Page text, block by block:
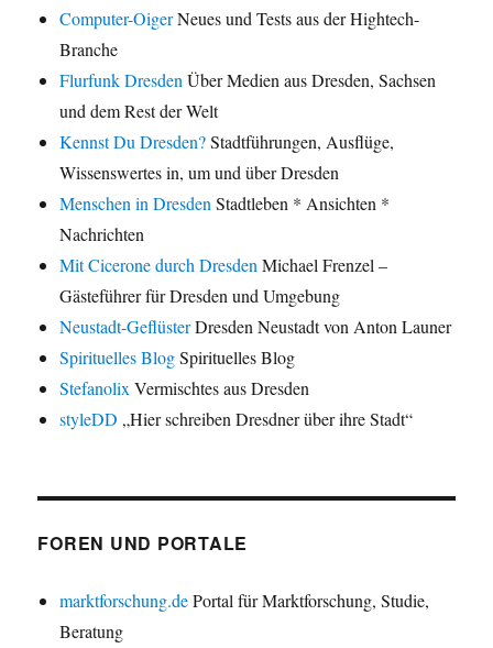
Computer-OigerNeues und Tests aus der Hightech-
Branche
Flurfunk Dresden Über Medien aus Dresden, Sachsen
und dem Rest der Welt
Kennst Du Dresden?Stadtführungen, Ausflüge,
Wissenswertes in, um und über Dresden
Menschen in Dresden Stadtleben * Ansichten *
Nachrichten
Mit Cicerone durch Dresden Michael Frenzel –
Gästeführer für Dresden und Umgebung
Neustadt-GeflüsterDresden Neustadt von Anton Launer
Spirituelles BlogSpirituelles Blog
Stefanolix Vermischtes aus Dresden
styleDD „Hier schreiben Dresdner über ihre Stadt“
FOREN UND PORTALE
marktforschung.dePortal für Marktforschung, Studie,
Beratung